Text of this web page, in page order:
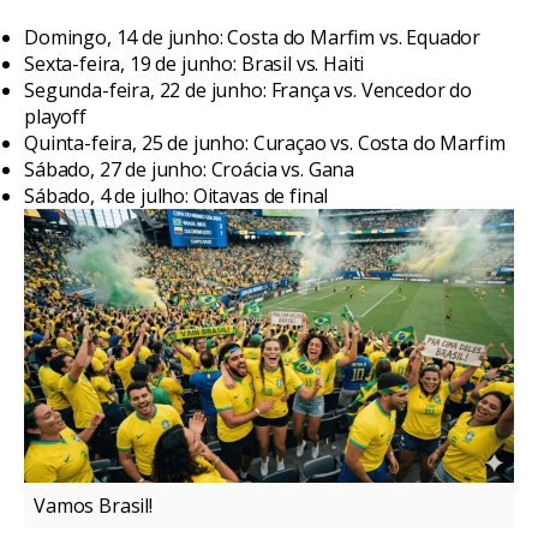
Domingo, 14 de junho: Costa do Marfim vs. Equador
Sexta-feira, 19 de junho: Brasil vs. Haiti
Segunda-feira, 22 de junho: França vs. Vencedor do
playoff
Quinta-feira, 25 de junho: Curaçao vs. Costa do Marfim
Sábado, 27 de junho: Croácia vs. Gana
Sábado, 4 de julho: Oitavas de final
Vamos Brasil!